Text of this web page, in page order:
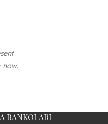
now.
BANKOLARI